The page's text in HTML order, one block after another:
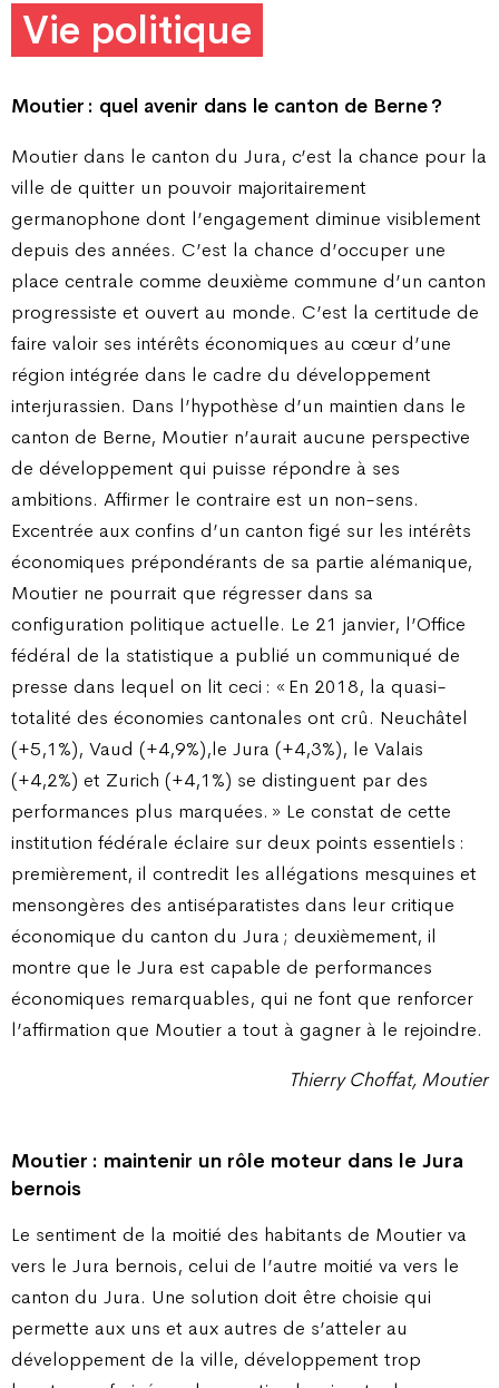
Vie politique
Moutier : quel avenir dans le canton de Berne ?
Moutier dans le canton du Jura, c’est la chance pour la
ville de quitter un pouvoir majoritairement
germanophone dont l’engagement diminue visiblement
depuis des années. C’est la chance d’occuper une
place centrale comme deuxième commune d’un canton
progressiste et ouvert au monde. C’est la certitude de
faire valoir ses intérêts économiques au cœur d’une
région intégrée dans le cadre du développement
interjurassien. Dans l’hypothèse d’un maintien dans le
canton de Berne, Moutier n’aurait aucune perspective
de développement qui puisse répondre à ses
ambitions. Affirmer le contraire est un non-sens.
Excentrée aux confins d’un canton figé sur les intérêts
économiques prépondérants de sa partie alémanique,
Moutier ne pourrait que régresser dans sa
configuration politique actuelle. Le 21 janvier, l’Office
fédéral de la statistique a publié un communiqué de
presse dans lequel on lit ceci : « En 2018, la quasi-
totalité des économies cantonales ont crû. Neuchâtel
(+5,1%), Vaud (+4,9%),le Jura (+4,3%), le Valais
(+4,2%) et Zurich (+4,1%) se distinguent par des
performances plus marquées. » Le constat de cette
institution fédérale éclaire sur deux points essentiels :
premièrement, il contredit les allégations mesquines et
mensongères des antiséparatistes dans leur critique
économique du canton du Jura ; deuxièmement, il
montre que le Jura est capable de performances
économiques remarquables, qui ne font que renforcer
l’affirmation que Moutier a tout à gagner à le rejoindre.
Thierry Choffat, Moutier
Moutier : maintenir un rôle moteur dans le Jura
bernois
Le sentiment de la moitié des habitants de Moutier va
vers le Jura bernois, celui de l’autre moitié va vers le
canton du Jura. Une solution doit être choisie qui
permette aux uns et aux autres de s’atteler au
développement de la ville, développement trop